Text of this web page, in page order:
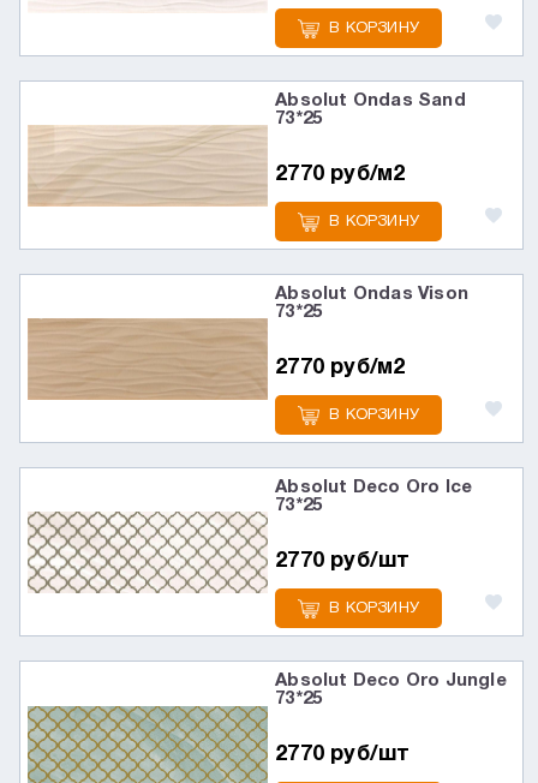
В КОРЗИНУ
Absolut Ondas Sand
73*25
2770 руб/м2
В КОРЗИНУ
Absolut Ondas Vison
73*25
2770 руб/м2
В КОРЗИНУ
Absolut Deco Oro Ice
73*25
2770 руб/шт
В КОРЗИНУ
Absolut Deco Oro Jungle
73*25
2770 руб/шт